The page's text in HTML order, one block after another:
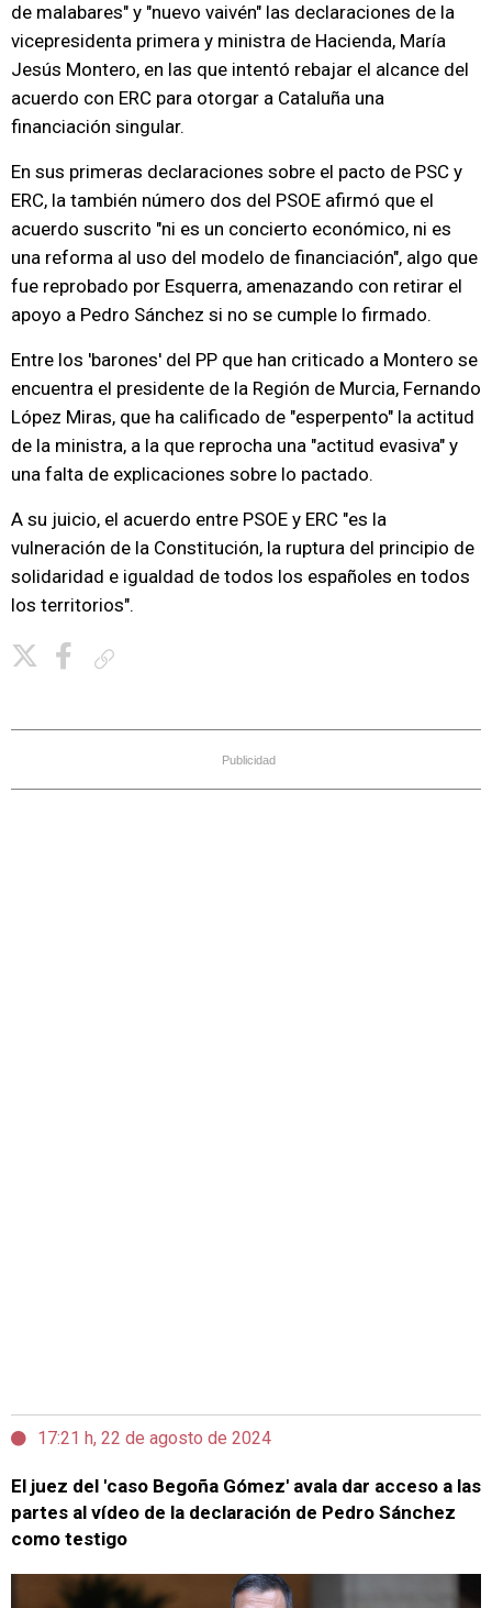
de malabares" y "nuevo vaivén" las declaraciones de la
vicepresidenta primera y ministra de Hacienda, María
Jesús Montero, en las que intentó rebajar el alcance del
acuerdo con ERC para otorgar a Cataluña una
financiación singular.
En sus primeras declaraciones sobre el pacto de PSC y
ERC, la también número dos del PSOE afirmó que el
acuerdo suscrito "ni es un concierto económico, ni es
una reforma al uso del modelo de financiación", algo que
fue reprobado por Esquerra, amenazando con retirar el
apoyo a Pedro Sánchez si no se cumple lo firmado.
Entre los 'barones' del PP que han criticado a Montero se
encuentra el presidente de la Región de Murcia, Fernando
López Miras, que ha calificado de "esperpento" la actitud
de la ministra, a la que reprocha una "actitud evasiva" y
una falta de explicaciones sobre lo pactado.
A su juicio, el acuerdo entre PSOE y ERC "es la
vulneración de la Constitución, la ruptura del principio de
solidaridad e igualdad de todos los españoles en todos
los territorios".
Publicidad
17:21 h, 22 de agosto de 2024
El juez del 'caso Begoña Gómez' avala dar acceso a las
partes al vídeo de la declaración de Pedro Sánchez
como testigo